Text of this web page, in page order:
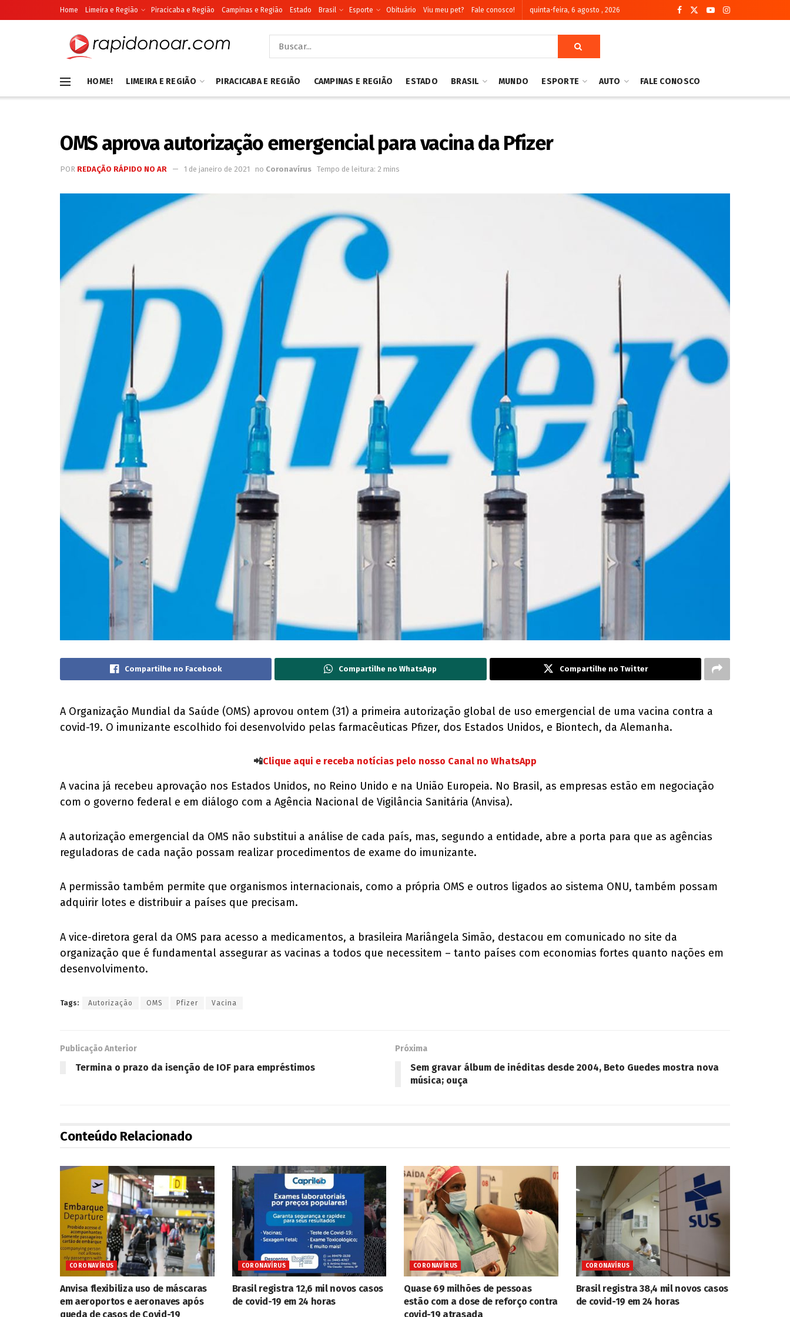
Home Limeira e Região Piracicaba e Região Campinas e Região Estado Brasil Esporte Obituário Viu meu pet? Fale conosco! quinta-feira, 6 agosto , 2026
HOME! LIMEIRA E REGIÃO PIRACICABA E REGIÃO CAMPINAS E REGIÃO ESTADO BRASIL MUNDO ESPORTE AUTO FALE CONOSCO
OMS aprova autorização emergencial para vacina da Pfizer
POR REDAÇÃO RÁPIDO NO AR 1 de janeiro de 2021 no Coronavírus Tempo de leitura: 2 mins
Compartilhe no Facebook Compartilhe no WhatsApp Compartilhe no Twitter
A Organização Mundial da Saúde (OMS) aprovou ontem (31) a primeira autorização global de uso emergencial de uma vacina contra a
covid-19. O imunizante escolhido foi desenvolvido pelas farmacêuticas Pfizer, dos Estados Unidos, e Biontech, da Alemanha.
📲Clique aqui e receba notícias pelo nosso Canal no WhatsApp
A vacina já recebeu aprovação nos Estados Unidos, no Reino Unido e na União Europeia. No Brasil, as empresas estão em negociação
com o governo federal e em diálogo com a Agência Nacional de Vigilância Sanitária (Anvisa).
A autorização emergencial da OMS não substitui a análise de cada país, mas, segundo a entidade, abre a porta para que as agências
reguladoras de cada nação possam realizar procedimentos de exame do imunizante.
A permissão também permite que organismos internacionais, como a própria OMS e outros ligados ao sistema ONU, também possam
adquirir lotes e distribuir a países que precisam.
A vice-diretora geral da OMS para acesso a medicamentos, a brasileira Mariângela Simão, destacou em comunicado no site da
organização que é fundamental assegurar as vacinas a todos que necessitem – tanto países com economias fortes quanto nações em
desenvolvimento.
Tags: Autorização OMS Pfizer Vacina
Publicação Anterior
Termina o prazo da isenção de IOF para empréstimos
Próxima
Sem gravar álbum de inéditas desde 2004, Beto Guedes mostra nova
música; ouça
Conteúdo Relacionado
CORONAVÍRUS
Anvisa flexibiliza uso de máscaras
em aeroportos e aeronaves após
queda de casos de Covid-19
CORONAVÍRUS
Brasil registra 12,6 mil novos casos
de covid-19 em 24 horas
CORONAVÍRUS
Quase 69 milhões de pessoas
estão com a dose de reforço contra
covid-19 atrasada
CORONAVÍRUS
Brasil registra 38,4 mil novos casos
de covid-19 em 24 horas